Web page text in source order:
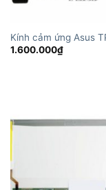
Kính cảm ứng Asus
1.600.000₫